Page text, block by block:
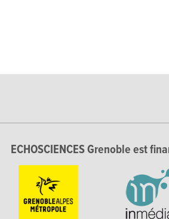
ECHOSCIENCES Grenoble est